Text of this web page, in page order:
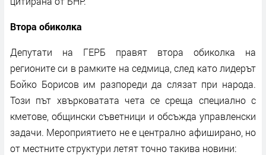
Втора обиколка
Депутати на ГЕРБ правят втора обиколка на
регионите си в рамките на седмица, след като лидерът
Бойко Борисов им разпореди да слязат при народа.
Този път хвърковатата чета се среща специално с
кметове, общински съветници и обсъжда управленски
задачи. Мероприятието не е централно афиширано, но
от местните структури летят точно такива новини: